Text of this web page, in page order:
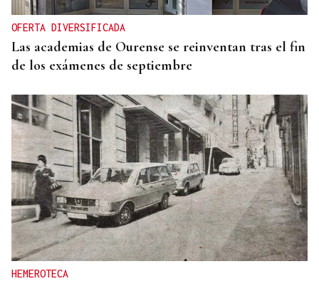
OFERTA DIVERSIFICADA
Las academias de Ourense se reinventan tras el fin
de los exámenes de septiembre
HEMEROTECA